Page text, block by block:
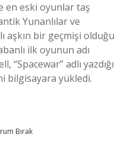
en eski oyunlar taş
Yunanlılar ve
aşkın bir geçmişi olduğu
ilk oyunun adı
“Spacewar” adlı yazdığı
bilgisayara yükledi.
Bırak